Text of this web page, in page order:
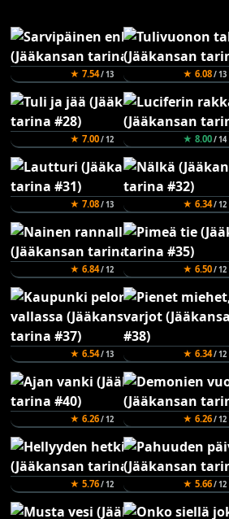
★ 7.54/ 13 ★ 6.08/ 13
★ 7.00/ 12 ★ 8.00/ 14
★ 7.08/ 13 ★ 6.34/ 12
★ 6.84/ 12 ★ 6.50/ 12
★ 6.54/ 13 ★ 6.34/ 12
★ 6.26/ 12 ★ 6.26/ 12
★ 5.76/ 12 ★ 5.66/ 12